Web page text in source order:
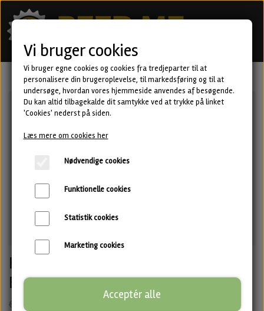
Hyperobjects - New England IPA fra
Blackout Brewing
65,00 kr.
Vi bruger cookies
Vi bruger egne cookies og cookies fra tredjeparter til at
personalisere din brugeroplevelse, til markedsføring og til at
undersøge, hvordan vores hjemmeside anvendes af besøgende.
Du kan altid tilbagekalde dit samtykke ved at trykke på linket
'Cookies' nederst på siden.
Læs mere om cookies her
Nødvendige cookies
Funktionelle cookies
Statistik cookies
Marketing cookies
Acceptér alle